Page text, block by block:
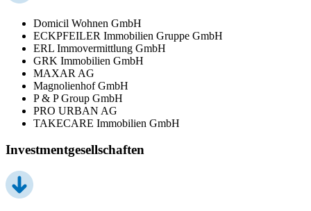
Domicil Wohnen GmbH
ECKPFEILER Immobilien Gruppe GmbH
ERL Immovermittlung GmbH
GRK Immobilien GmbH
MAXAR AG
Magnolienhof GmbH
P & P Group GmbH
PRO URBAN AG
TAKECARE Immobilien GmbH
Investmentgesellschaften